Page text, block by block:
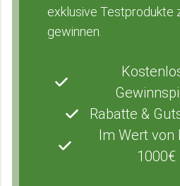
exklusive Testprodukte
gewinnen.
Rabatte &
Im Wert von
1000€